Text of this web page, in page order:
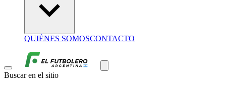
QUIÉNES SOMOSCONTACTO
Buscar en el sitio